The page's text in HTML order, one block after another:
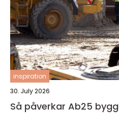
inspiration
30. July 2026
Så påverkar Ab25